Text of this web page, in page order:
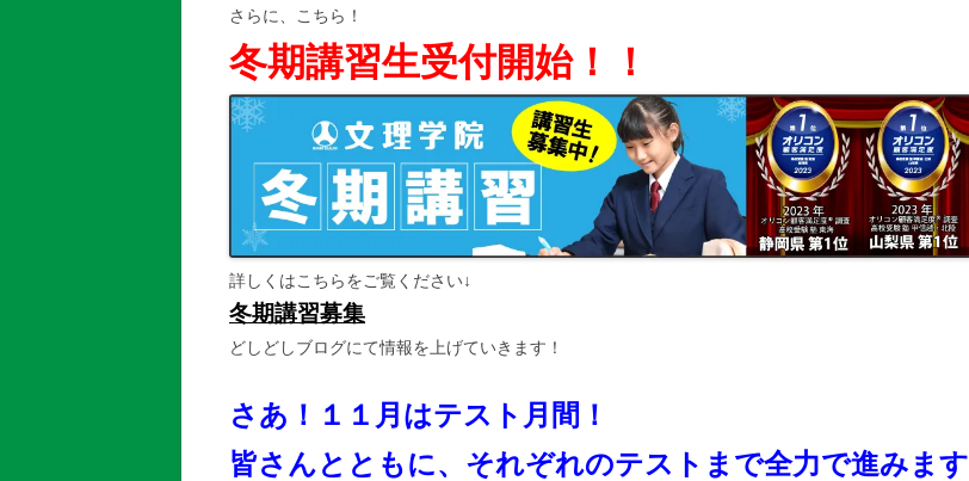
さらに、こちら！
冬期講習生受付開始！！
詳しくはこちらをご覧ください↓
冬期講習募集
どしどしブログにて情報を上げていきます！
さあ！１１月はテスト月間！
皆さんとともに、それぞれのテストまで全力で進みます